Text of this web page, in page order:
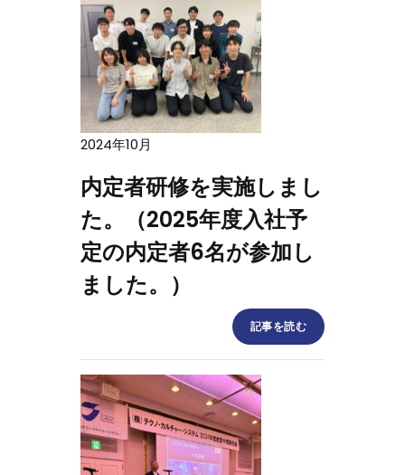
2024年10月
内定者研修を実施しまし
た。（2025年度入社予
定の内定者6名が参加し
ました。）
記事を読む